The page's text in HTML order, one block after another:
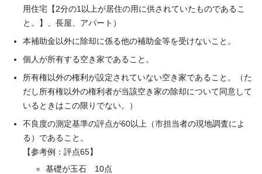
用住宅【2分の1以上が居住の用に供されていたものであるこ
と。】、長屋、アパート）
本補助金以外に除却に係る他の補助金等を受けないこと。
個人が所有する空き家であること。
所有権以外の権利が設定されていない空き家であること。（た
だし所有権以外の権利者が当該空き家の除却について同意して
いるときはこの限りでない。）
不良度の測定基準の評点が60以上（市担当者の現地調査によ
る）であること。
【参考例：評点65】
基礎が玉石 10点